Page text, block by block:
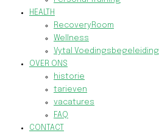
HEALTH
RecoveryRoom
Wellness
Vytal Voedingsbegeleiding
OVER ONS
historie
tarieven
vacatures
FAQ
CONTACT